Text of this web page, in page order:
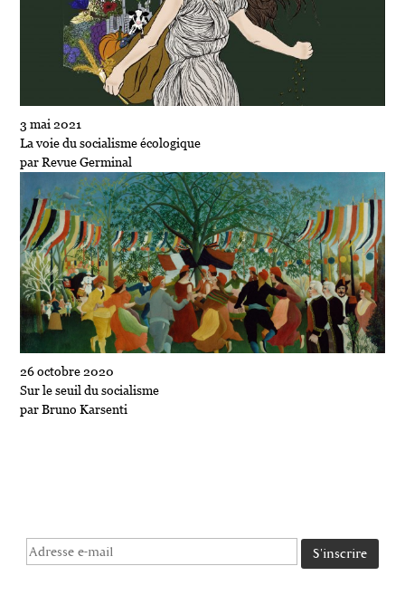
3 mai 2021
La voie du socialisme écologique
par Revue Germinal
26 octobre 2020
Sur le seuil du socialisme
par Bruno Karsenti